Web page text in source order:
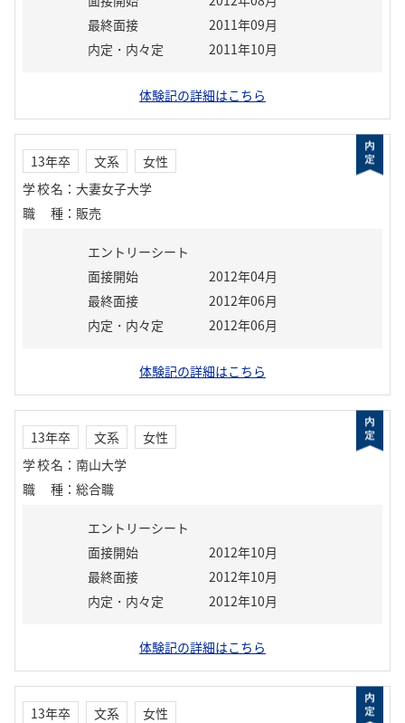
最終面接
2011年09月
内定・内々定
2011年10月
体験記の詳細はこちら
13年卒 文系
女性
学校名 ： 大妻女子大学
職種 ： 販売
エントリーシート
面接開始
2012年04月
最終面接
2012年06月
内定・内々定
2012年06月
体験記の詳細はこちら
13年卒 文系
女性
学校名 ： 南山大学
職種 ： 総合職
エントリーシート
面接開始
2012年10月
最終面接
2012年10月
内定・内々定
2012年10月
体験記の詳細はこちら
13年卒 文系
女性